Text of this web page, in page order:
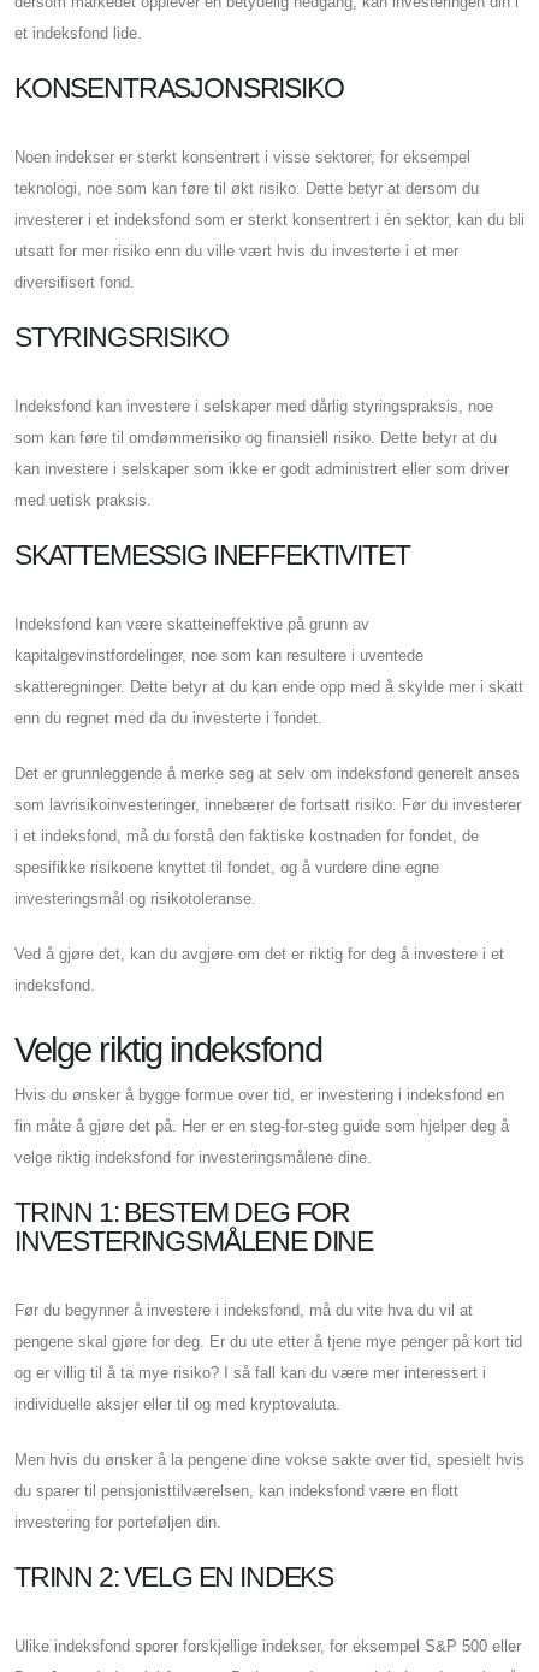
et indeksfond lide.
KONSENTRASJONSRISIKO
Noen indekser er sterkt konsentrert i visse sektorer, for eksempel
teknologi, noe som kan føre til økt risiko. Dette betyr at dersom du
investerer i et indeksfond som er sterkt konsentrert i én sektor, kan du bli
utsatt for mer risiko enn du ville vært hvis du investerte i et mer
diversifisert fond.
STYRINGSRISIKO
Indeksfond kan investere i selskaper med dårlig styringspraksis, noe
som kan føre til omdømmerisiko og finansiell risiko. Dette betyr at du
kan investere i selskaper som ikke er godt administrert eller som driver
med uetisk praksis.
SKATTEMESSIG INEFFEKTIVITET
Indeksfond kan være skatteineffektive på grunn av
kapitalgevinstfordelinger, noe som kan resultere i uventede
skatteregninger. Dette betyr at du kan ende opp med å skylde mer i skatt
enn du regnet med da du investerte i fondet.
Det er grunnleggende å merke seg at selv om indeksfond generelt anses
som lavrisikoinvesteringer, innebærer de fortsatt risiko. Før du investerer
i et indeksfond, må du forstå den faktiske kostnaden for fondet, de
spesifikke risikoene knyttet til fondet, og å vurdere dine egne
investeringsmål og risikotoleranse.
Ved å gjøre det, kan du avgjøre om det er riktig for deg å investere i et
indeksfond.
Velge riktig indeksfond
Hvis du ønsker å bygge formue over tid, er investering i indeksfond en
fin måte å gjøre det på. Her er en steg-for-steg guide som hjelper deg å
velge riktig indeksfond for investeringsmålene dine.
TRINN 1: BESTEM DEG FOR
INVESTERINGSMÅLENE DINE
Før du begynner å investere i indeksfond, må du vite hva du vil at
pengene skal gjøre for deg. Er du ute etter å tjene mye penger på kort tid
og er villig til å ta mye risiko? I så fall kan du være mer interessert i
individuelle aksjer eller til og med kryptovaluta.
Men hvis du ønsker å la pengene dine vokse sakte over tid, spesielt hvis
du sparer til pensjonisttilværelsen, kan indeksfond være en flott
investering for porteføljen din.
TRINN 2: VELG EN INDEKS
Ulike indeksfond sporer forskjellige indekser, for eksempel S&P 500 eller